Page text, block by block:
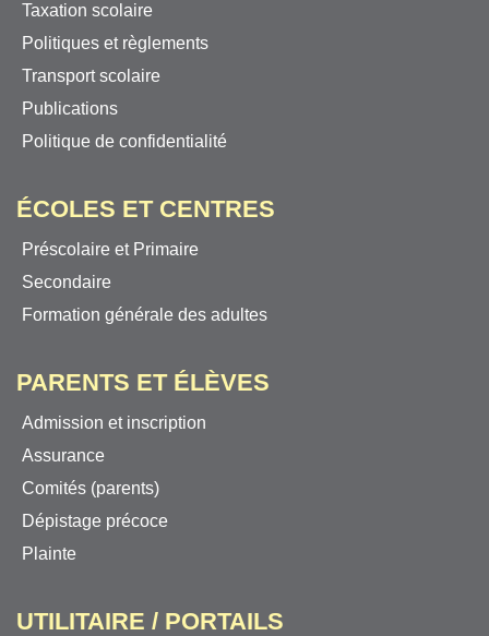
Taxation scolaire
Politiques et règlements
Transport scolaire
Publications
Politique de confidentialité
ÉCOLES ET CENTRES
Préscolaire et Primaire
Secondaire
Formation générale des adultes
PARENTS ET ÉLÈVES
Admission et inscription
Assurance
Comités (parents)
Dépistage précoce
Plainte
UTILITAIRE / PORTAILS